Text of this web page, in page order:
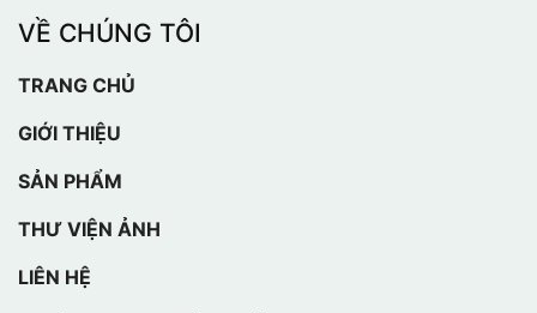
VỀ CHÚNG TÔI
TRANG CHỦ
GIỚI THIỆU
SẢN PHẨM
THƯ VIỆN ẢNH
LIÊN HỆ